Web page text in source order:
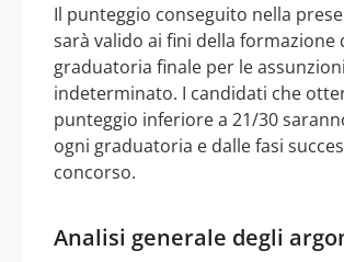
Il punteggio conseguito nella
sarà valido ai fini della formazione
graduatoria finale per le
indeterminato. I candidati che
punteggio inferiore a 21/30
ogni graduatoria e dalle fasi
concorso.
Analisi generale degli